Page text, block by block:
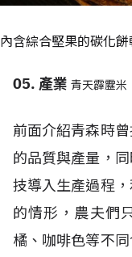
內含綜合堅果的碳化餅
05. 產業 青天霹靂米
前面介紹青森時
的品質與產量，
技導入生產過程
的情形，農夫們
橘、咖啡色等不